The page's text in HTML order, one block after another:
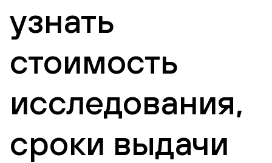
узнать
стоимость
исследования,
сроки выдачи